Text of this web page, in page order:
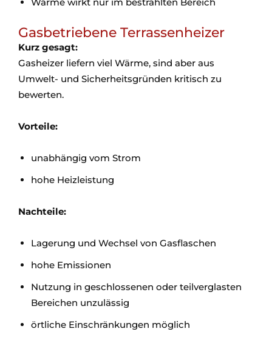
Gasbetriebene Terrassenheizer
Kurz gesagt:
Gasheizer liefern viel Wärme, sind aber aus
Umwelt- und Sicherheitsgründen kritisch zu
bewerten.
Vorteile:
unabhängig vom Strom
hohe Heizleistung
Nachteile:
Lagerung und Wechsel von Gasflaschen
hohe Emissionen
Nutzung in geschlossenen oder teilverglasten
Bereichen unzulässig
örtliche Einschränkungen möglich